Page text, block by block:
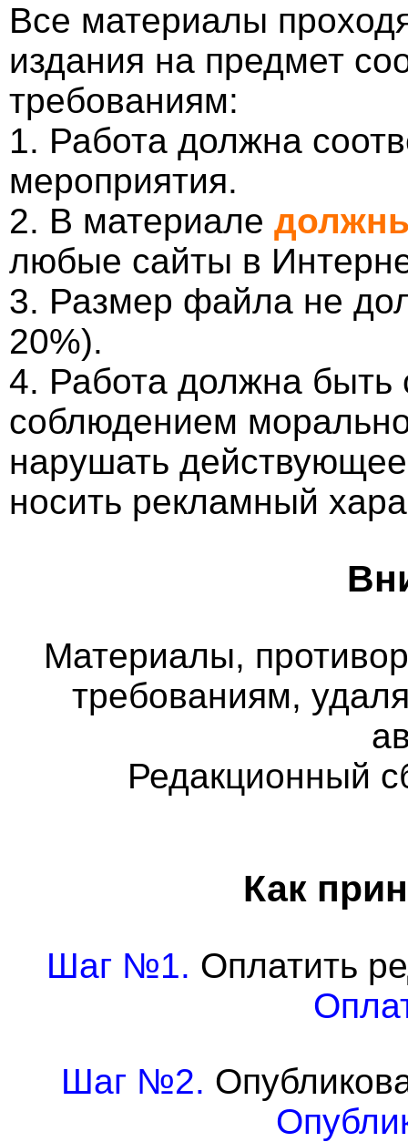
Все материалы
издания на предмет
требованиям:
1. Работа должна
мероприятия.
2. В материале
любые сайты в
3. Размер файла не
20%).
4. Работа должна
соблюдением
нарушать
носить рекламный
Материалы,
требованиям,
Редакционный
Как
Шаг №1. Оплатить
Шаг №2.